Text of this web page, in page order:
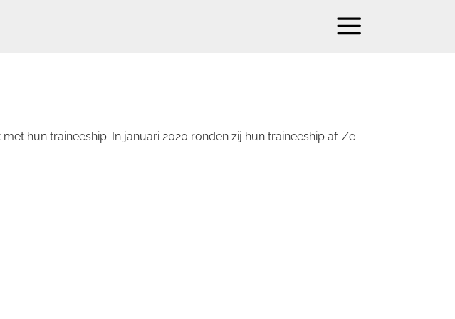
hun traineeship. In januari 2020 ronden zij hun traineeship af. Ze